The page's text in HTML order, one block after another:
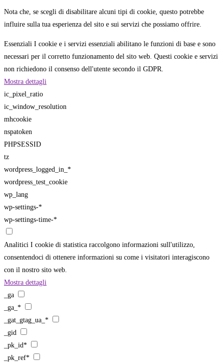
Nota che, se scegli di disabilitare alcuni tipi di cookie, questo potrebbe
influire sulla tua esperienza del sito e sui servizi che possiamo offrire.
Essenziali I cookie e i servizi essenziali abilitano le funzioni di base e sono
necessari per il corretto funzionamento del sito web. Questi cookie e servizi
non richiedono il consenso dell'utente secondo il GDPR.
Mostra dettagli
ic_pixel_ratio
ic_window_resolution
mhcookie
nspatoken
PHPSESSID
tz
wordpress_logged_in_*
wordpress_test_cookie
wp_lang
wp-settings-*
wp-settings-time-*
Analitici I cookie di statistica raccolgono informazioni sull'utilizzo,
consentendoci di ottenere informazioni su come i visitatori interagiscono
con il nostro sito web.
Mostra dettagli
_ga
_ga_*
_gat_gtag_ua_*
_gid
_pk_id*
_pk_ref*